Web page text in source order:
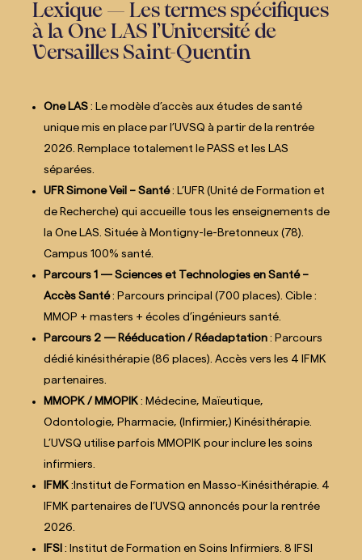
Lexique — Les termes spécifiques
à la One LAS l’Université de
Versailles Saint-Quentin
One LAS : Le modèle d’accès aux études de santé
unique mis en place par l’UVSQ à partir de la rentrée
2026. Remplace totalement le PASS et les LAS
séparées.
UFR Simone Veil – Santé: L’UFR (Unité de Formation et
de Recherche) qui accueille tous les enseignements de
la One LAS. Située à Montigny-le-Bretonneux (78).
Campus 100% santé.
Parcours 1 — Sciences et Technologies en Santé –
Accès Santé: Parcours principal (700 places). Cible :
MMOP + masters + écoles d’ingénieurs santé.
Parcours 2 — Rééducation / Réadaptation : Parcours
dédié kinésithérapie (86 places). Accès vers les 4 IFMK
partenaires.
MMOPK / MMOPIK : Médecine, Maïeutique,
Odontologie, Pharmacie, (Infirmier,) Kinésithérapie.
L’UVSQ utilise parfois MMOPIK pour inclure les soins
infirmiers.
IFMK :Institut de Formation en Masso-Kinésithérapie. 4
IFMK partenaires de l’UVSQ annoncés pour la rentrée
2026.
IFSI : Institut de Formation en Soins Infirmiers. 8 IFSI